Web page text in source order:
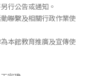
行公告或通知。
聯繫及相關行政作業使
本館教育推廣及宣傳使